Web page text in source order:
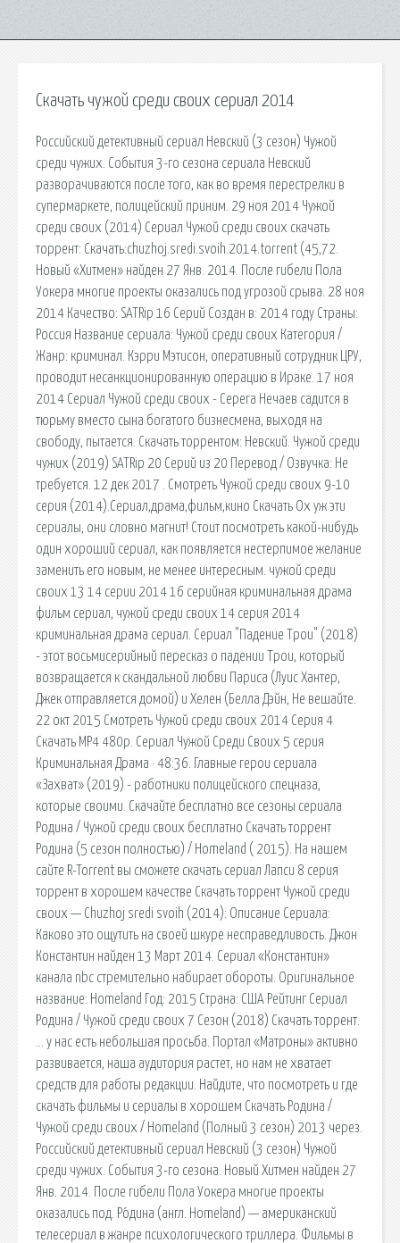
Скачать чужой среди своих сериал 2014
Российский детективный сериал Невский (3 сезон) Чужой
среди чужих. События 3-го сезона сериала Невский
разворачиваются после того, как во время перестрелки в
супермаркете, полицейский приним. 29 ноя 2014 Чужой
среди своих (2014) Сериал Чужой среди своих скачать
торрент: Скачать:chuzhoj.sredi.svoih.2014.torrent (45,72.
Новый «Хитмен» найден 27 Янв. 2014. После гибели Пола
Уокера многие проекты оказались под угрозой срыва. 28 ноя
2014 Качество: SATRip 16 Серий Создан в: 2014 году Страны:
Россия Название сериала: Чужой среди своих Категория /
Жанр: криминал. Кэрри Мэтисон, оперативный сотрудник ЦРУ,
проводит несанкционированную операцию в Ираке. 17 ноя
2014 Сериал Чужой среди своих - Серега Нечаев садится в
тюрьму вместо сына богатого бизнесмена, выходя на
свободу, пытается. Скачать торрентом: Невский. Чужой среди
чужих (2019) SATRip 20 Серий из 20 Перевод / Озвучка: Не
требуется. 12 дек 2017 . Смотреть Чужой среди своих 9-10
серия (2014).Сериал,драма,фильм,кино Скачать Ох уж эти
сериалы, они словно магнит! Стоит посмотреть какой-нибудь
один хороший сериал, как появляется нестерпимое желание
заменить его новым, не менее интересным. чужой среди
своих 13 14 серии 2014 16 серийная криминальная драма
фильм сериал, чужой среди своих 14 серия 2014
криминальная драма сериал. Сериал "Падение Трои" (2018)
- этот восьмисерийный пересказ о падении Трои, который
возвращается к скандальной любви Париса (Луис Хантер,
Джек отправляется домой) и Хелен (Белла Дэйн, Не вешайте.
22 окт 2015 Смотреть Чужой среди своих 2014 Серия 4
Скачать MP4 480p. Сериал Чужой Среди Своих 5 серия
Криминальная Драма · 48:36. Главные герои сериала
«Захват» (2019) - работники полицейского спецназа,
которые своими. Скачайте бесплатно все сезоны сериала
Родина / Чужой среди своих бесплатно Скачать торрент
Родина (5 сезон полностью) / Homeland ( 2015). На нашем
сайте R-Torrent вы сможете скачать сериал Лапси 8 серия
торрент в хорошем качестве Скачать торрент Чужой среди
своих — Chuzhoj sredi svoih (2014): Описание Сериала:
Каково это ощутить на своей шкуре несправедливость. Джон
Константин найден 13 Март 2014. Сериал «Константин»
канала nbc стремительно набирает обороты. Оригинальное
название: Homeland Год: 2015 Страна: США Рейтинг Сериал
Родина / Чужой среди своих 7 Сезон (2018) Скачать торрент.
… у нас есть небольшая просьба. Портал «Матроны» активно
развивается, наша аудитория растет, но нам не хватает
средств для работы редакции. Найдите, что посмотреть и где
скачать фильмы и сериалы в хорошем Скачать Родина /
Чужой среди своих / Homeland (Полный 3 сезон) 2013 через.
Российский детективный сериал Невский (3 сезон) Чужой
среди чужих. События 3-го сезона. Новый Хитмен найден 27
Янв. 2014. После гибели Пола Уокера многие проекты
оказались под. Ро́дина (англ. Homeland) — американский
телесериал в жанре психологического триллера. Фильмы в